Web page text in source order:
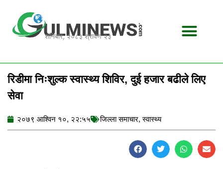
content
शनिबार, २०८३ श्रावण २३
रिडीमा निःशुल्क स्वास्थ्य शिविर, दुई हजार बढीले लिए
सेवा
२०७९ आश्विन १०, २२:५५ जिल्ला समाचार,स्वास्थ्य